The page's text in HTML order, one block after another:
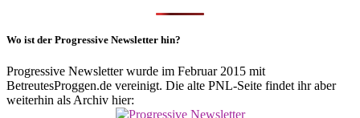
Wo ist der Progressive Newsletter hin?
Progressive Newsletter wurde im Februar 2015 mit
BetreutesProggen.de vereinigt. Die alte PNL-Seite findet ihr aber
weiterhin als Archiv hier: